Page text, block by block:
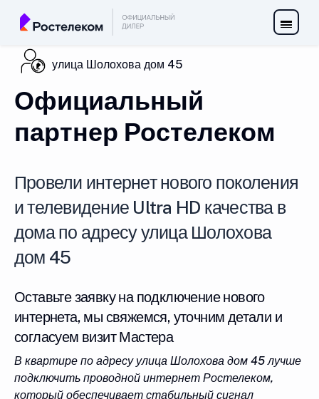
улица Шолохова дом 45
Официальный
партнер Ростелеком
Провели интернет нового поколения
и телевидение Ultra HD качества в
дома по адресу улица Шолохова
дом 45
Оставьте заявку на подключение нового
интернета, мы свяжемся, уточним детали и
согласуем визит Мастера
В квартире по адресу улица Шолохова дом 45 лучше
подключить проводной интернет Ростелеком,
который обеспечивает стабильный сигнал